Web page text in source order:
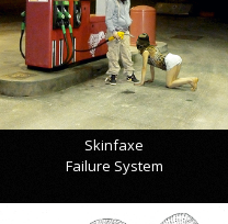
Skinfaxe
Failure System